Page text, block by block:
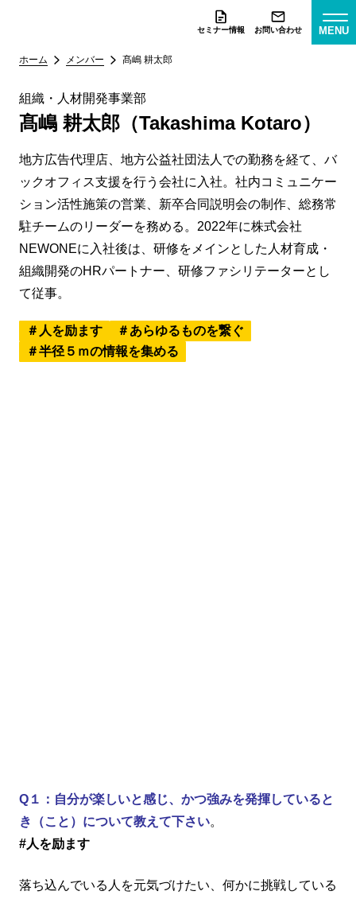
セミナー情報 お問い合わせ MENU
ホーム メンバー 髙嶋 耕太郎
組織・人材開発事業部
髙嶋 耕太郎（Takashima Kotaro）
地方広告代理店、地方公益社団法人での勤務を経て、バ
ックオフィス支援を行う会社に入社。社内コミュニケー
ション活性施策の営業、新卒合同説明会の制作、総務常
駐チームのリーダーを務める。2022年に株式会社
NEWONEに入社後は、研修をメインとした人材育成・
組織開発のHRパートナー、研修ファシリテーターとし
て従事。
人を励ます
あらゆるものを繋ぐ
半径５ｍの情報を集める
Q１：自分が楽しいと感じ、かつ強みを発揮していると
き（こと）について教えて下さい。
#人を励ます
落ち込んでいる人を元気づけたい、何かに挑戦している